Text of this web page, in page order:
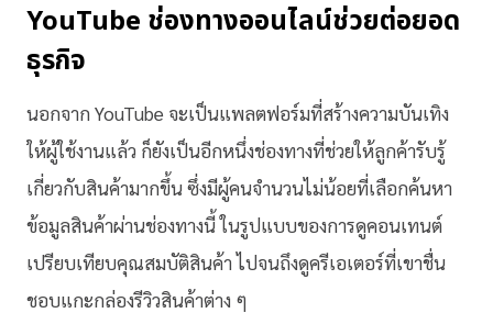
YouTube ช่องทางออนไลน์ช่วยต่อยอด
ธุรกิจ
นอกจาก YouTube จะเป็นแพลตฟอร์มที่สร้างความบันเทิง
ให้ผู้ใช้งานแล้ว ก็ยังเป็นอีกหนึ่งช่องทางที่ช่วยให้ลูกค้ารับรู้
เกี่ยวกับสินค้ามากขึ้น ซึ่งมีผู้คนจำนวนไม่น้อยที่เลือกค้นหา
ข้อมูลสินค้าผ่านช่องทางนี้ ในรูปแบบของการดูคอนเทนต์
เปรียบเทียบคุณสมบัติสินค้า ไปจนถึงดูครีเอเตอร์ที่เขาชื่น
ชอบแกะกล่องรีวิวสินค้าต่าง ๆ